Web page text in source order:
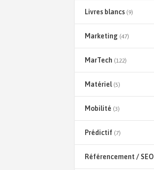
Livres blancs(9)
Marketing (47)
MarTech (122)
Matériel(5)
Mobilité (3)
Prédictif (7)
Référencement / SEO